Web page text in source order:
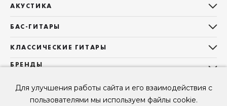
Для улучшения работы сайта и его взаимодействия с
пользователями мы используем файлы cookie.
Telecaster
Les Paul
Superstrat
АКУСТИКА
Фолки (ОМ, 000, 00)
Гранд Аудиториум
Б/У, уцененные гитары
БАС-ГИТАРЫ
Precision Bass
КЛАССИЧЕСКИЕ ГИТАРЫ
Все классические гитары
Б/У, уцененные гитары
БРЕНДЫ
Sigma Guitars
Enya Guitars
Контакты